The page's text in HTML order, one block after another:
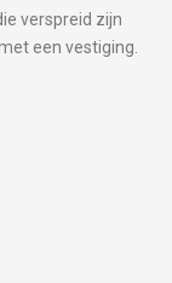
verspreid zijn
een vestiging.